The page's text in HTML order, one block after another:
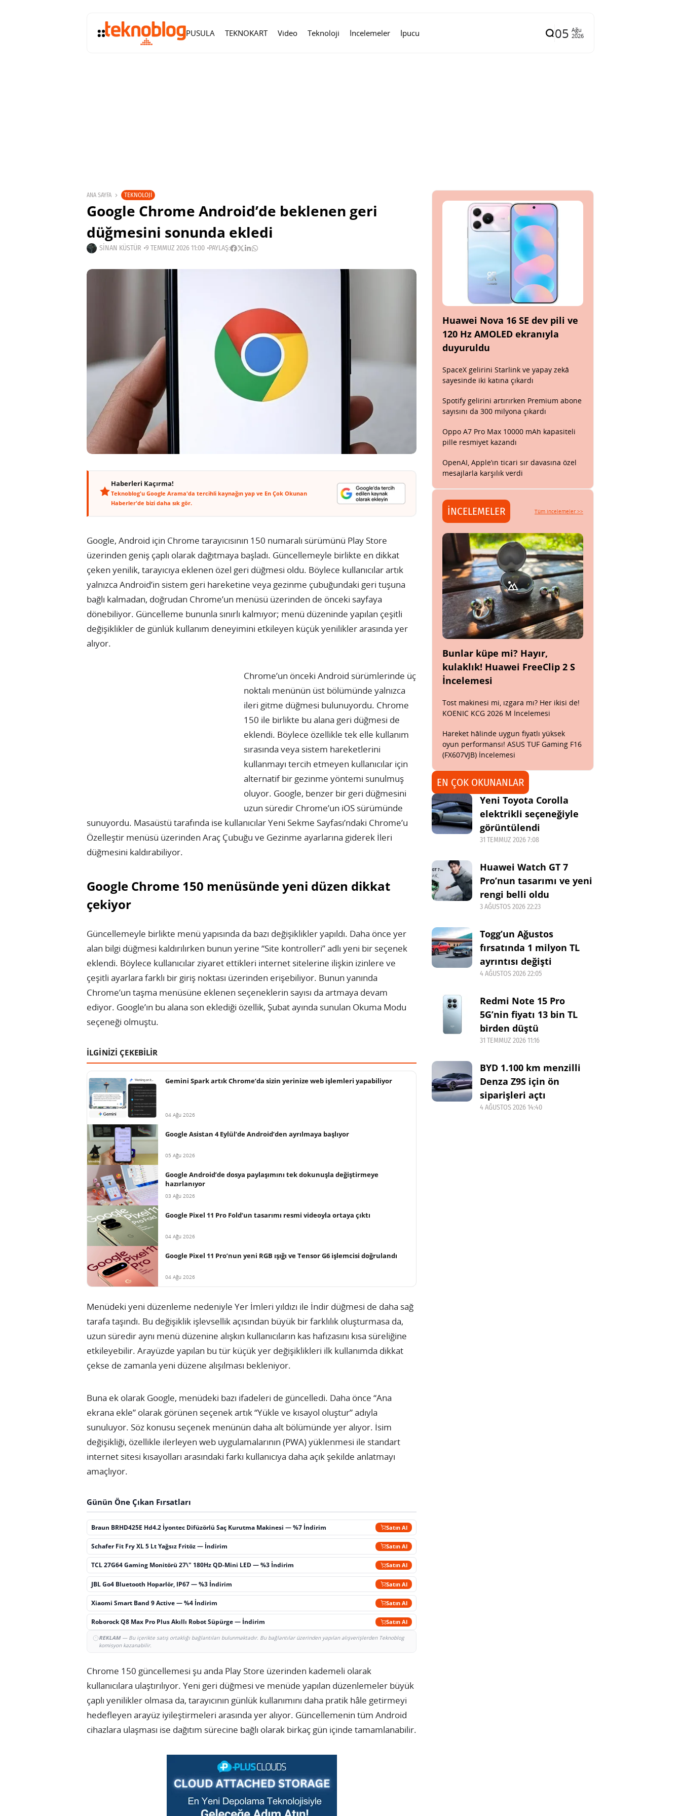
PUSULA TEKNOKART Video Teknoloji İncelemeler İpucu 05 Ağu
2026
ANA SAYFA TEKNOLOJI
Google Chrome Android’de beklenen geri
düğmesini sonunda ekledi
SINAN KÜSTÜR 9 TEMMUZ 2026 11:00 PAYLAŞ:
Haberleri Kaçırma!
Teknoblog'u Google Arama'da tercihli kaynağın yap ve En Çok Okunan
Haberler'de bizi daha sık gör.
Google, Android için Chrome tarayıcısının 150 numaralı sürümünü Play Store
üzerinden geniş çaplı olarak dağıtmaya başladı. Güncellemeyle birlikte en dikkat
çeken yenilik, tarayıcıya eklenen özel geri düğmesi oldu. Böylece kullanıcılar artık
yalnızca Android’in sistem geri hareketine veya gezinme çubuğundaki geri tuşuna
bağlı kalmadan, doğrudan Chrome’un menüsü üzerinden de önceki sayfaya
dönebiliyor. Güncelleme bununla sınırlı kalmıyor; menü düzeninde yapılan çeşitli
değişiklikler de günlük kullanım deneyimini etkileyen küçük yenilikler arasında yer
alıyor.
Chrome’un önceki Android sürümlerinde üç
noktalı menünün üst bölümünde yalnızca
ileri gitme düğmesi bulunuyordu. Chrome
150 ile birlikte bu alana geri düğmesi de
eklendi. Böylece özellikle tek elle kullanım
sırasında veya sistem hareketlerini
kullanmayı tercih etmeyen kullanıcılar için
alternatif bir gezinme yöntemi sunulmuş
oluyor. Google, benzer bir geri düğmesini
uzun süredir Chrome’un iOS sürümünde
sunuyordu. Masaüstü tarafında ise kullanıcılar Yeni Sekme Sayfası’ndaki Chrome’u
Özelleştir menüsü üzerinden Araç Çubuğu ve Gezinme ayarlarına giderek İleri
düğmesini kaldırabiliyor.
Google Chrome 150 menüsünde yeni düzen dikkat
çekiyor
Güncellemeyle birlikte menü yapısında da bazı değişiklikler yapıldı. Daha önce yer
alan bilgi düğmesi kaldırılırken bunun yerine “Site kontrolleri” adlı yeni bir seçenek
eklendi. Böylece kullanıcılar ziyaret ettikleri internet sitelerine ilişkin izinlere ve
çeşitli ayarlara farklı bir giriş noktası üzerinden erişebiliyor. Bunun yanında
Chrome’un taşma menüsüne eklenen seçeneklerin sayısı da artmaya devam
ediyor. Google’ın bu alana son eklediği özellik, Şubat ayında sunulan Okuma Modu
seçeneği olmuştu.
İLGİNİZİ ÇEKEBİLİR
Gemini Spark artık Chrome’da sizin yerinize web işlemleri yapabiliyor
04 Ağu 2026
Google Asistan 4 Eylül’de Android’den ayrılmaya başlıyor
05 Ağu 2026
Google Android’de dosya paylaşımını tek dokunuşla değiştirmeye
hazırlanıyor
03 Ağu 2026
Google Pixel 11 Pro Fold’un tasarımı resmi videoyla ortaya çıktı
04 Ağu 2026
Google Pixel 11 Pro’nun yeni RGB ışığı ve Tensor G6 işlemcisi doğrulandı
04 Ağu 2026
Menüdeki yeni düzenleme nedeniyle Yer İmleri yıldızı ile İndir düğmesi de daha sağ
tarafa taşındı. Bu değişiklik işlevsellik açısından büyük bir farklılık oluşturmasa da,
uzun süredir aynı menü düzenine alışkın kullanıcıların kas hafızasını kısa süreliğine
etkileyebilir. Arayüzde yapılan bu tür küçük yer değişiklikleri ilk kullanımda dikkat
çekse de zamanla yeni düzene alışılması bekleniyor.
Buna ek olarak Google, menüdeki bazı ifadeleri de güncelledi. Daha önce “Ana
ekrana ekle” olarak görünen seçenek artık “Yükle ve kısayol oluştur” adıyla
sunuluyor. Söz konusu seçenek menünün daha alt bölümünde yer alıyor. İsim
değişikliği, özellikle ilerleyen web uygulamalarının (PWA) yüklenmesi ile standart
internet sitesi kısayolları arasındaki farkı kullanıcıya daha açık şekilde anlatmayı
amaçlıyor.
Günün Öne Çıkan Fırsatları
Braun BRHD425E Hd4.2 İyontec Difüzörlü Saç Kurutma Makinesi — %7 İndirim Satın Al
Schafer Fit Fry XL 5 Lt Yağsız Fritöz — İndirim Satın Al
TCL 27G64 Gaming Monitörü 27\" 180Hz QD-Mini LED — %3 İndirim Satın Al
JBL Go4 Bluetooth Hoparlör, IP67 — %3 İndirim Satın Al
Xiaomi Smart Band 9 Active — %4 İndirim Satın Al
Roborock Q8 Max Pro Plus Akıllı Robot Süpürge — İndirim Satın Al
REKLAM— Bu içerikte satış ortaklığı bağlantıları bulunmaktadır. Bu bağlantılar üzerinden yapılan alışverişlerden Teknoblog
komisyon kazanabilir.
Chrome 150 güncellemesi şu anda Play Store üzerinden kademeli olarak
kullanıcılara ulaştırılıyor. Yeni geri düğmesi ve menüde yapılan düzenlemeler büyük
çaplı yenilikler olmasa da, tarayıcının günlük kullanımını daha pratik hâle getirmeyi
hedefleyen arayüz iyileştirmeleri arasında yer alıyor. Güncellemenin tüm Android
cihazlara ulaşması ise dağıtım sürecine bağlı olarak birkaç gün içinde tamamlanabilir.
Huawei Nova 16 SE dev pili ve
120 Hz AMOLED ekranıyla
duyuruldu
SpaceX gelirini Starlink ve yapay zekâ
sayesinde iki katına çıkardı
Spotify gelirini artırırken Premium abone
sayısını da 300 milyona çıkardı
Oppo A7 Pro Max 10000 mAh kapasiteli
pille resmiyet kazandı
OpenAI, Apple’ın ticari sır davasına özel
mesajlarla karşılık verdi
İNCELEMELER Tüm incelemeler >>
Bunlar küpe mi? Hayır,
kulaklık! Huawei FreeClip 2 S
İncelemesi
Tost makinesi mi, ızgara mı? Her ikisi de!
KOENIC KCG 2026 M İncelemesi
Hareket hâlinde uygun fiyatlı yüksek
oyun performansı! ASUS TUF Gaming F16
(FX607VJB) İncelemesi
EN ÇOK OKUNANLAR
Yeni Toyota Corolla
elektrikli seçeneğiyle
görüntülendi
31 TEMMUZ 2026 7:08
Huawei Watch GT 7
Pro’nun tasarımı ve yeni
rengi belli oldu
3 AĞUSTOS 2026 22:23
Togg’un Ağustos
fırsatında 1 milyon TL
ayrıntısı değişti
4 AĞUSTOS 2026 22:05
Redmi Note 15 Pro
5G’nin fiyatı 13 bin TL
birden düştü
31 TEMMUZ 2026 11:16
BYD 1.100 km menzilli
Denza Z9S için ön
siparişleri açtı
4 AĞUSTOS 2026 14:40